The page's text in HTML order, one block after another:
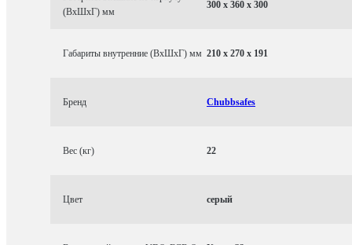
(ВхШхГ) мм
300 x 360 x 300
Габариты внутренние (ВхШхГ) мм 210 x 270 x 191
Бренд Chubbsafes
Вес (кг) 22
Цвет серый